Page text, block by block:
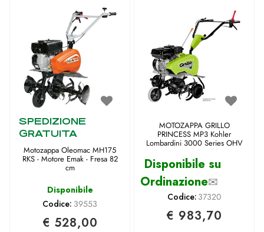
SPEDIZIONE
GRATUITA
Motozappa Oleomac MH175
RKS - Motore Emak - Fresa 82
cm
Disponibile
Codice: 39553
€ 528,00
MOTOZAPPA GRILLO
PRINCESS MP3 Kohler
Lombardini 3000 Series OHV
Disponibile su
Ordinazione✉
Codice: 37320
€ 983,70